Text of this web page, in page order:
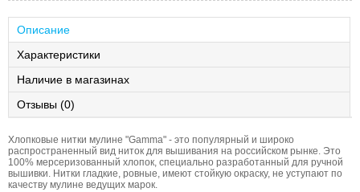
Описание
Характеристики
Наличие в магазинах
Отзывы (0)
Хлопковые нитки мулине "Gamma" - это популярный и широко
распространенный вид ниток для вышивания на российском рынке. Это
100% мерсеризованный хлопок, специально разработанный для ручной
вышивки. Нитки гладкие, ровные, имеют стойкую окраску, не уступают по
качеству мулине ведущих марок.